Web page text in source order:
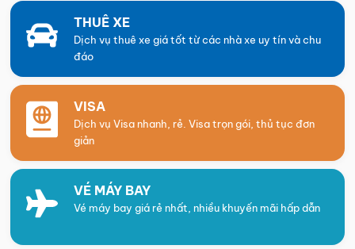
THUÊ XE
Dịch vụ thuê xe giá tốt từ các nhà xe uy tín và chu
đáo
VISA
Dịch vụ Visa nhanh, rẻ. Visa trọn gói, thủ tục đơn
giản
VÉ MÁY BAY
Vé máy bay giá rẻ nhất, nhiều khuyến mãi hấp dẫn